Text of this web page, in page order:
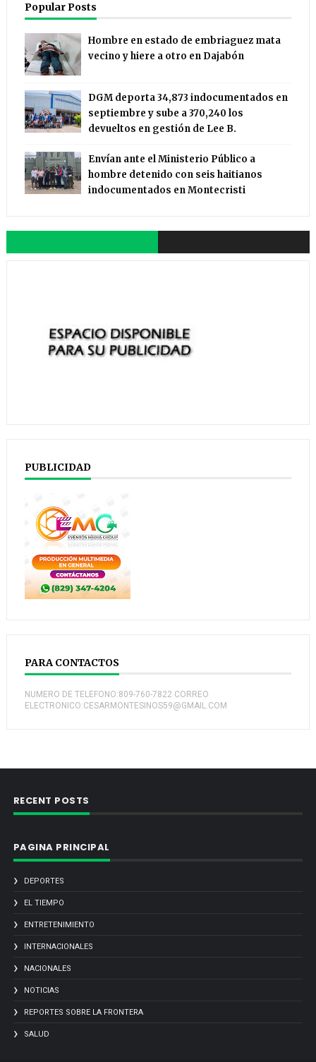
Popular Posts
Hombre en estado de embriaguez mata
vecino y hiere a otro en Dajabón
DGM deporta 34,873 indocumentados en
septiembre y sube a 370,240 los
devueltos en gestión de Lee B.
Envían ante el Ministerio Público a
hombre detenido con seis haitianos
indocumentados en Montecristi
PUBLICIDAD
PARA CONTACTOS
NUMERO DE TELEFONO:809-760-7822 CORREO
ELECTRONICO:CESARMONTESINOS59@GMAIL.COM
RECENT POSTS
PAGINA PRINCIPAL
DEPORTES
EL TIEMPO
ENTRETENIMIENTO
INTERNACIONALES
NACIONALES
NOTICIAS
REPORTES SOBRE LA FRONTERA
SALUD